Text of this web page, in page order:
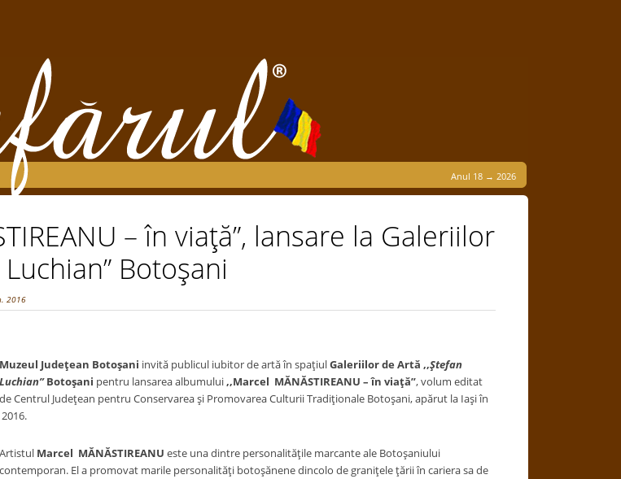
Anul 18 → 2026
– în viaţă”, lansare la Galeriilor
Botoşani
2016
Muzeul Judeţean Botoşani invită publicul iubitor de artă în spaţiulGaleriilor de Artă ,,Ştefan
Luchian”Botoşani pentru lansarea albumului,,Marcel MĂNĂSTIREANU – în viaţă”, volum editat
de Centrul Judeţean pentru Conservarea şi Promovarea Culturii Tradiţionale Botoşani, apărut la Iaşi în
2016.
ArtistulMarcel MĂNĂSTIREANU este una dintre personalităţile marcante ale Botoşaniului
contemporan. El a promovat marile personalităţi botoşănene dincolo de graniţele ţării în cariera sa de